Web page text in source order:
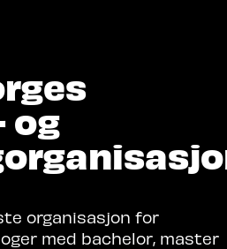
og
organisasjon for
med bachelor, master